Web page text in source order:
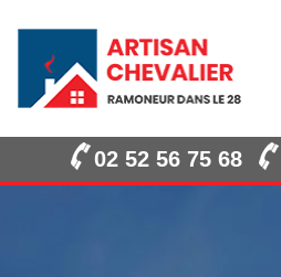
02 52 56 75 68